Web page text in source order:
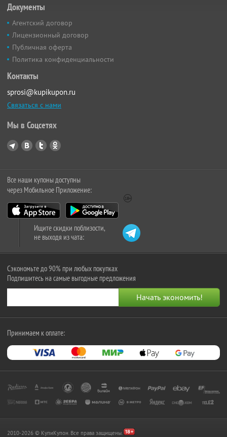
Документы
Агентский договор
Лицензионный договор
Публичная оферта
Политика конфиденциальности
Контакты
sprosi@kupikupon.ru
Связаться с нами
Мы в Соцсетях
Все наши купоны доступны
через Мобильное Приложение:
Ищите скидки поблизости,
не выходя из чата:
Сэкономьте до 90% при любых покупках
Подпишитесь на самые выгодные предложения
Принимаем к оплате:
2010-2026 © КупиКупон. Все права защищены.